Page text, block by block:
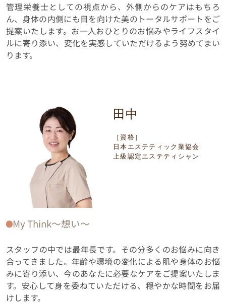
管理栄養士としての視点から、外側からのケアはもちろ
ん、身体の内側にも目を向けた美のトータルサポートをご
提案いたします。お一人おひとりのお悩みやライフスタイ
ルに寄り添い、変化を実感していただけるよう努めてまい
ります。
田中
［資格］
日本エステティック業協会
上級認定エステティシャン
My Think〜想い〜
スタッフの中では最年長です。その分多くのお悩みに向き
合ってきました。年齢や環境の変化による肌や身体のお悩
みに寄り添い、今のあなたに必要なケアをご提案いたしま
す。安心して身を委ねていただける、穏やかな時間をお届
けします。